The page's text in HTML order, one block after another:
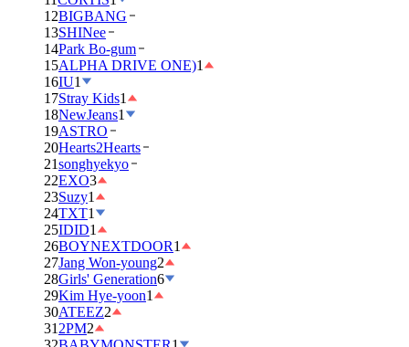
12BIGBANG
13SHINee
14Park Bo-gum
15ALPHA DRIVE ONE)1
16IU1
17Stray Kids1
18NewJeans1
19ASTRO
20Hearts2Hearts
21songhyekyo
22EXO3
23Suzy1
24TXT1
25IDID1
26BOYNEXTDOOR1
27Jang Won-young2
28Girls' Generation6
29Kim Hye-yoon1
30ATEEZ2
31 2PM2